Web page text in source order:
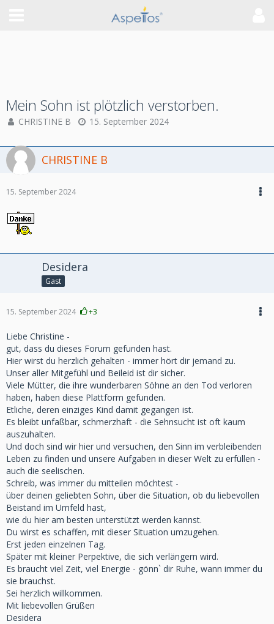
Mein Sohn ist plötzlich verstorben.
CHRISTINE B 15. September 2024
CHRISTINE B
15. September 2024
Desidera
Gast
15. September 2024 +3
Liebe Christine -
gut, dass du dieses Forum gefunden hast.
Hier wirst du herzlich gehalten - immer hört dir jemand zu.
Unser aller Mitgefühl und Beileid ist dir sicher.
Viele Mütter, die ihre wunderbaren Söhne an den Tod verloren
haben, haben diese Plattform gefunden.
Etliche, deren einziges Kind damit gegangen ist.
Es bleibt unfaßbar, schmerzhaft - die Sehnsucht ist oft kaum
auszuhalten.
Und doch sind wir hier und versuchen, den Sinn im verbleibenden
Leben zu finden und unsere Aufgaben in dieser Welt zu erfüllen -
auch die seelischen.
Schreib, was immer du mitteilen möchtest -
über deinen geliebten Sohn, über die Situation, ob du liebevollen
Beistand im Umfeld hast,
wie du hier am besten unterstützt werden kannst.
Du wirst es schaffen, mit dieser Situation umzugehen.
Erst jeden einzelnen Tag.
Später mit kleiner Perpektive, die sich verlängern wird.
Es braucht viel Zeit, viel Energie - gönn` dir Ruhe, wann immer du
sie brauchst.
Sei herzlich willkommen.
Mit liebevollen Grüßen
Desidera